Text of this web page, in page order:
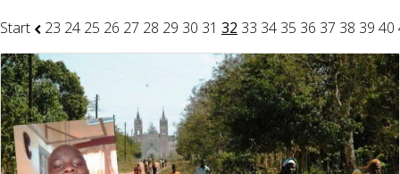
Start 23 24 25 26 27 28 29 30 31 32 33 34 35 36 37 38 39 40